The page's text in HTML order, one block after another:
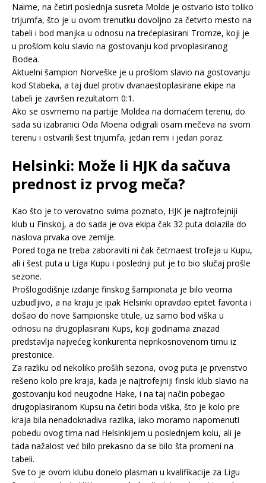
Naime, na četiri poslednja susreta Molde je ostvario isto toliko
trijumfa, što je u ovom trenutku dovoljno za četvrto mesto na
tabeli i bod manjka u odnosu na trećeplasirani Tromze, koji je
u prošlom kolu slavio na gostovanju kod prvoplasiranog
Bodea.
Aktuelni šampion Norveške je u prošlom slavio na gostovanju
kod Stabeka, a taj duel protiv dvanaestoplasirane ekipe na
tabeli je završen rezultatom 0:1.
Ako se osvrnemo na partije Moldea na domaćem terenu, do
sada su izabranici Oda Moena odigrali osam mečeva na svom
terenu i ostvarili šest trijumfa, jedan remi i jedan poraz.
Helsinki: Može li HJK da sačuva
prednost iz prvog meča?
Kao što je to verovatno svima poznato, HJK je najtrofejniji
klub u Finskoj, a do sada je ova ekipa čak 32 puta dolazila do
naslova prvaka ove zemlje.
Pored toga ne treba zaboraviti ni čak četrnaest trofeja u Kupu,
ali i šest puta u Liga Kupu i poslednji put je to bio slučaj prošle
sezone.
Prošlogodišnje izdanje finskog šampionata je bilo veoma
uzbudljivo, a na kraju je ipak Helsinki opravdao epitet favorita i
došao do nove šampionske titule, uz samo bod viška u
odnosu na drugoplasirani Kups, koji godinama znazad
predstavlja najvećeg konkurenta neprikosnovenom timu iz
prestonice.
Za razliku od nekoliko prošlih sezona, ovog puta je prvenstvo
rešeno kolo pre kraja, kada je najtrofejniji finski klub slavio na
gostovanju kod neugodne Hake, i na taj način pobegao
drugoplasiranom Kupsu na četiri boda viška, što je kolo pre
kraja bila nenadoknadiva razlika, iako moramo napomenuti
pobedu ovog tima nad Helsinkijem u poslednjem kolu, ali je
tada nažalost već bilo prekasno da se bilo šta promeni na
tabeli.
Sve to je ovom klubu donelo plasman u kvalifikacije za Ligu